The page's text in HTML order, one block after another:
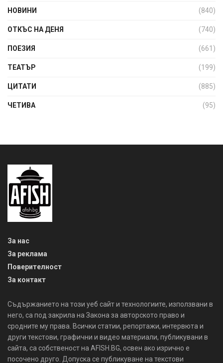
НОВИНИ (840)
ОТКЪС НА ДЕНЯ (740)
ПОЕЗИЯ (661)
ТЕАТЪР (199)
ЦИТАТИ (885)
ЧЕТИВА (95)
За нас
За реклама
Поверителност
За контакт
Съдържанието на този уеб сайт и технологиите, използвани в
него, са под закрила на Закона за авторското право и
сродните му права. Всички статии, репортажи, интервюта и
други текстови, графични и видео материали, публикувани в
сайта, са собственост на AFISH.BG, освен ако изрично е
посочено друго. Допуска се публикуване на текстови